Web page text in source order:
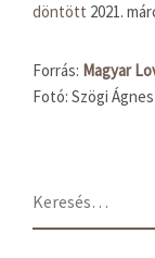
döntött 2021.
Forrás: Magyar
Fotó: Szögi Ágnes